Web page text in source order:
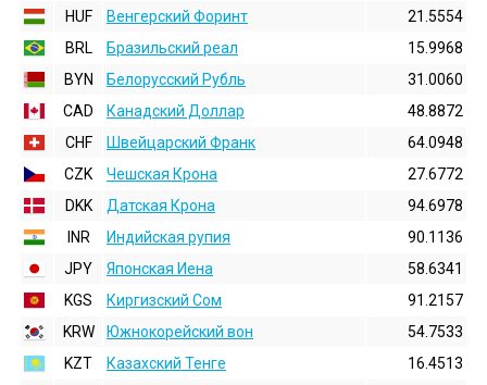
HUF
Венгерский Форинт
21.5554
BRL
Бразильский реал
15.9968
BYN
Белорусский Рубль
31.0060
CAD
Канадский Доллар
48.8872
CHF
Швейцарский Франк
64.0948
CZK
Чешская Крона
27.6772
DKK
Датская Крона
94.6978
INR
Индийская pупия
90.1136
JPY
Японская Иена
58.6341
KGS
Киргизский Сом
91.2157
KRW
Южнокорейский вон
54.7533
KZT
Казахский Тенге
16.4513